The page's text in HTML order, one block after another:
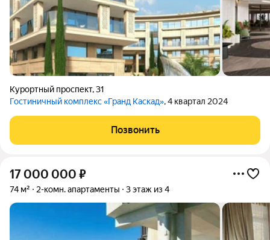
Курортный проспект,31
Гостиничный комплекс «Гранд Каскад», 4 квартал 2024
Позвонить
17 000 000 ₽
74 м² 2-комн. апартаменты 3 этаж из 4